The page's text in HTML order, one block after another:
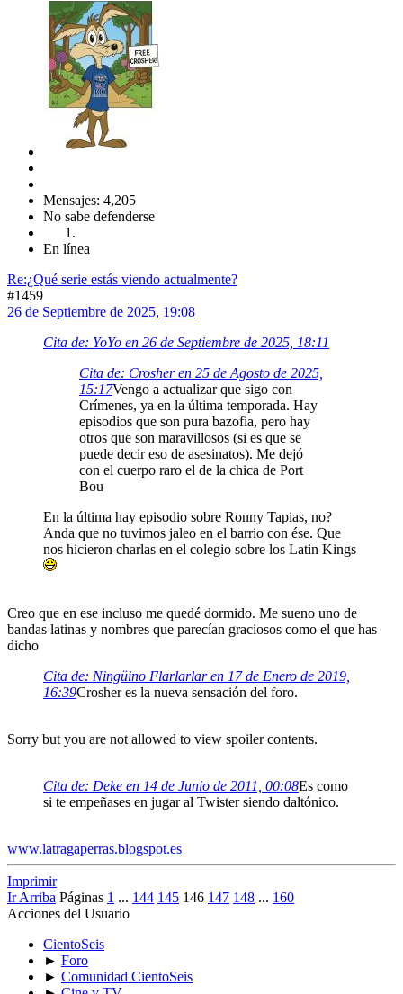
Mensajes: 4,205
No sabe defenderse
En línea
Re:¿Qué serie estás viendo actualmente?
#1459
26 de Septiembre de 2025, 19:08
Cita de: YoYo en 26 de Septiembre de 2025, 18:11
Cita de: Crosher en 25 de Agosto de 2025,
15:17Vengo a actualizar que sigo con
Crímenes, ya en la última temporada. Hay
episodios que son pura bazofia, pero hay
otros que son maravillosos (si es que se
puede decir eso de asesinatos). Me dejó
con el cuerpo raro el de la chica de Port
Bou
En la última hay episodio sobre Ronny Tapias, no?
Anda que no tuvimos jaleo en el barrio con ése. Que
nos hicieron charlas en el colegio sobre los Latin Kings
Creo que en ese incluso me quedé dormido. Me sueno uno de
bandas latinas y nombres que parecían graciosos como el que has
dicho
Cita de: Ningüino Flarlarlar en 17 de Enero de 2019,
16:39Crosher es la nueva sensación del foro.
Sorry but you are not allowed to view spoiler contents.
Cita de: Deke en 14 de Junio de 2011, 00:08Es como
si te empeñases en jugar al Twister siendo daltónico.
www.latragaperras.blogspot.es
Imprimir
Ir Arriba Páginas 1 ... 144 145 146 147 148 ... 160
Acciones del Usuario
CientoSeis
► Foro
► Comunidad CientoSeis